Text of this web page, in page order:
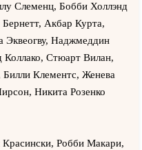
Cлеменц, Бобби Холлэнд
Акбар Курта,
Эквеогву, Наджмеддин
Стюарт Вилан,
Клементс, Женева
Никита Розенко
Робби Макари,